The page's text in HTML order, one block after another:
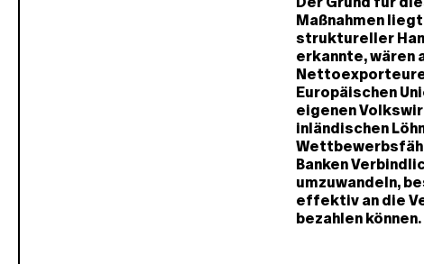
Maßnahmen
struktureller
erkannte, wären
Europäischen
eigenen
inländischen
Banken
umzuwandeln,
effektiv an die
bezahlen können.